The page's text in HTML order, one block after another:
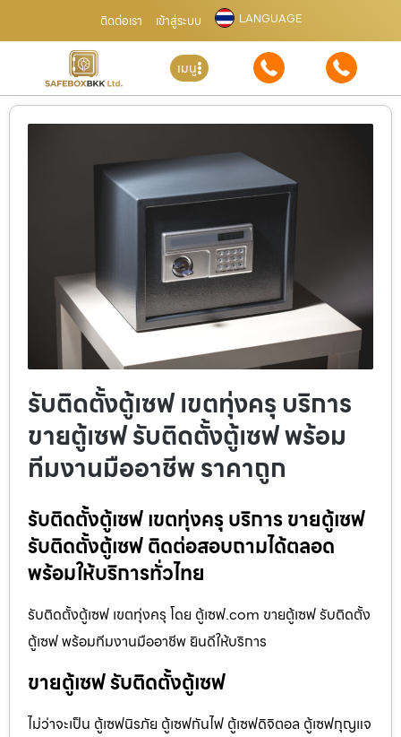
ติดต่อเรา เข้าสู่ระบบ LANGUAGE
เมนู
รับติดตั้งตู้เซฟ เขตทุ่งครุ บริการ
ขายตู้เซฟ รับติดตั้งตู้เซฟ พร้อม
ทีมงานมืออาชีพ ราคาถูก
รับติดตั้งตู้เซฟ เขตทุ่งครุ บริการ ขายตู้เซฟ
รับติดตั้งตู้เซฟ ติดต่อสอบถามได้ตลอด
พร้อมให้บริการทั่วไทย
รับติดตั้งตู้เซฟ เขตทุ่งครุ โดย ตู้เซฟ.com ขายตู้เซฟ รับติดตั้ง
ตู้เซฟ พร้อมทีมงานมืออาชีพ ยินดีให้บริการ
ขายตู้เซฟ รับติดตั้งตู้เซฟ
ไม่ว่าจะเป็น ตู้เซฟนิรภัย ตู้เซฟกันไฟ ตู้เซฟดิจิตอล ตู้เซฟกุญแจ